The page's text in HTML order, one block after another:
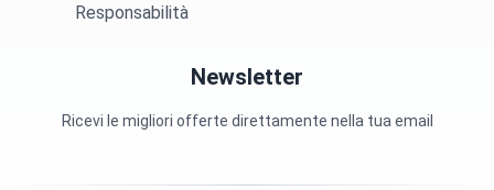
Responsabilità
Newsletter
Ricevi le migliori offerte direttamente nella tua email